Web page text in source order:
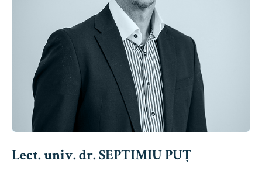
Lect. univ. dr. SEPTIMIU PUȚ